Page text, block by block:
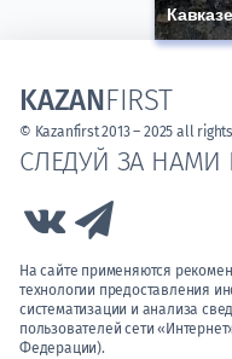
СЛЕДУЙ ЗА НАМИ
Link to Vk
На сайте применяются
технологии предоставления
систематизации и анализа
пользователей сети
Федерации).
KAZANFIRST
© Kazanfirst 2013 – 2025 all